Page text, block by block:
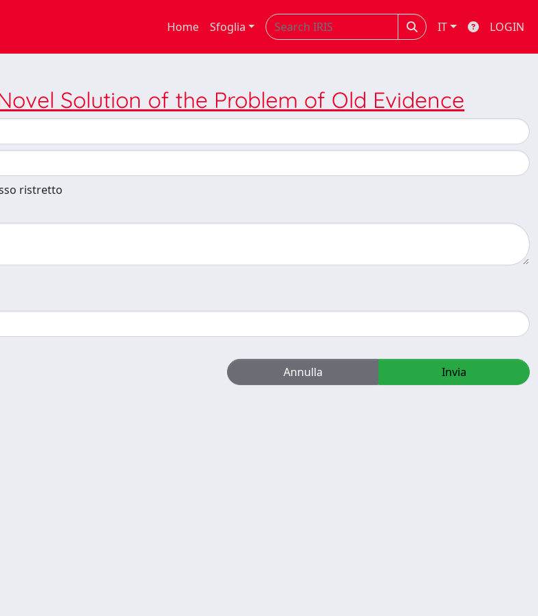
Home Sfoglia IT LOGIN
Solution of the Problem of Old Evidence
ristretto
Annulla Invia